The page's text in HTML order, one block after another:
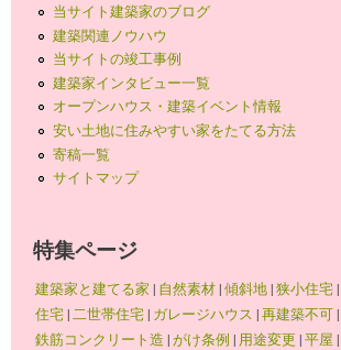
当サイト建築家のブログ
建築関連ノウハウ
当サイトの竣工事例
建築家インタビュー一覧
オープンハウス・建築イベント情報
安い土地に住みやすい家をたてる方法
寄稿一覧
サイトマップ
特集ページ
建築家と建てる家 | 自然素材|傾斜地|狭小住宅|
住宅| 二世帯住宅| ガレージハウス |再建築不可|
鉄筋コンクリート造 |がけ条例 | 用途変更 |平屋 |